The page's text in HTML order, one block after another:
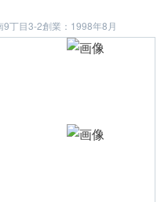
9丁目3-2創業：1998年8月